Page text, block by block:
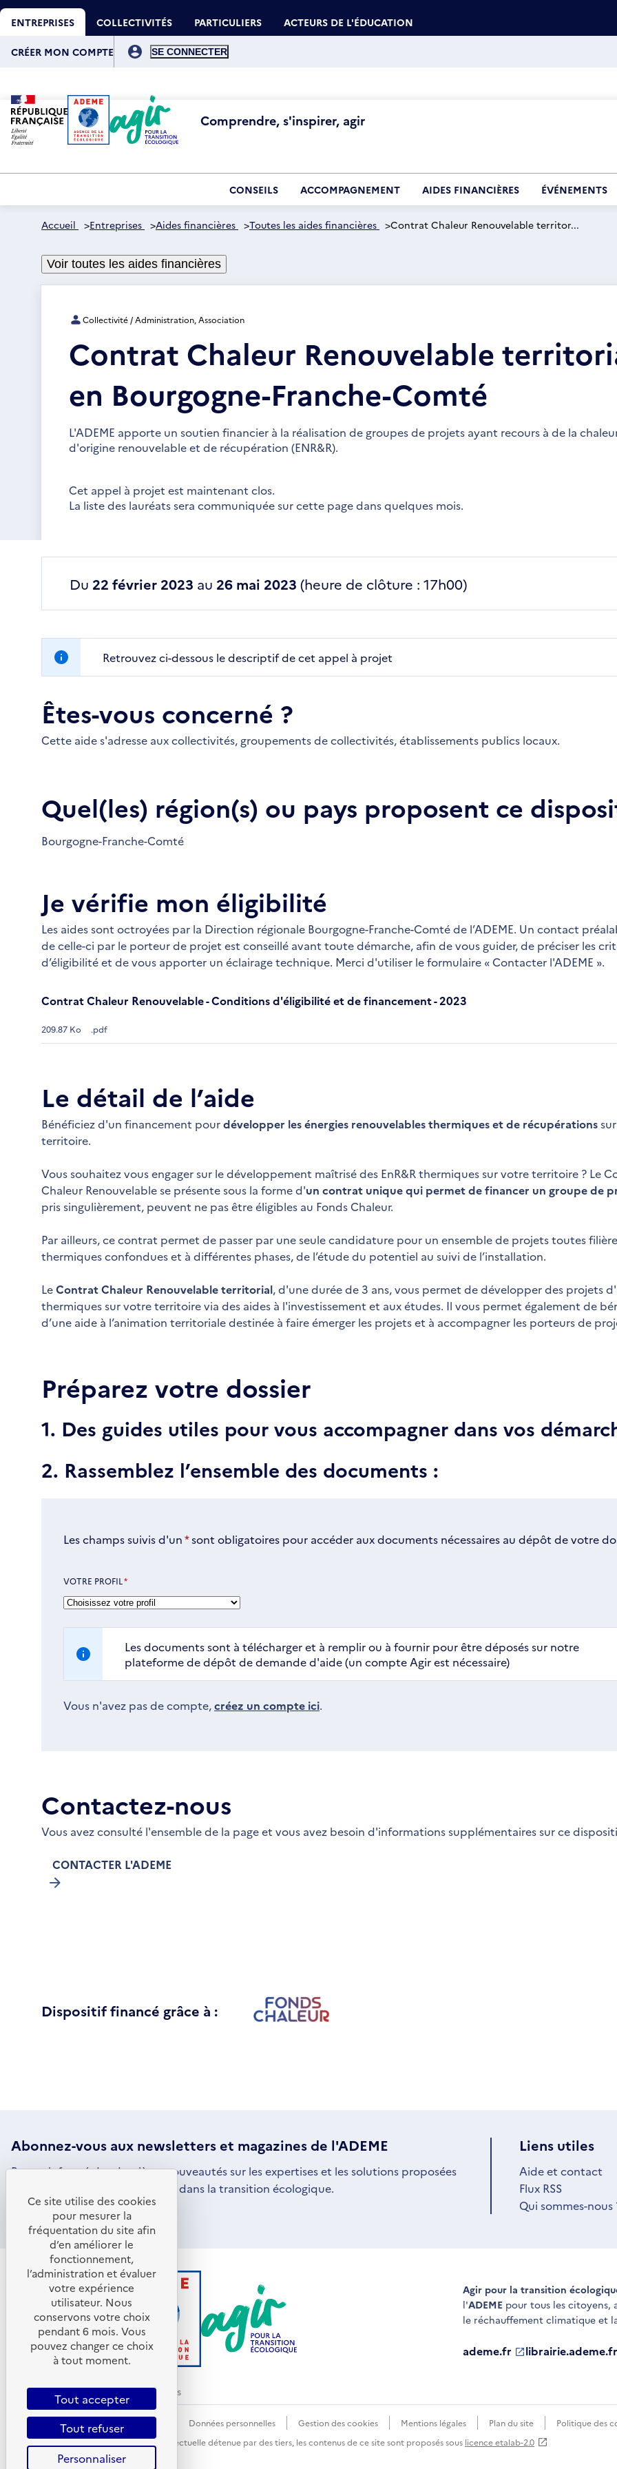
Aller
au
contenu
ENTREPRISES COLLECTIVITÉS PARTICULIERS ACTEURS DE L'ÉDUCATION
compte
CRÉER MON COMPTE
Comprendre, s'inspirer, agir
CONSEILS ACCOMPAGNEMENT AIDES FINANCIÈRES ÉVÉNEMENTS
Accueil >Entreprises >Aides financières >Toutes les aides financières >Contrat Chaleur Renouvelable territor...
Voir toutes les aides financières
Collectivité / Administration, Association
Contrat Chaleur Renouvelable
en Bourgogne-Franche-Comté
L'ADEME apporte un soutien financier à la réalisation de groupes de projets ayant recours à de la
d'origine renouvelable et de récupération (ENR&R).
Cet appel à projet est maintenant clos.
La liste des lauréats sera communiquée sur cette page dans quelques mois.
Du 22 février 2023 au 26 mai 2023 (heure de clôture : 17h00)
Retrouvez ci-dessous le descriptif de cet appel à projet
Êtes-vous concerné ?
Cette aide s'adresse aux collectivités, groupements de collectivités, établissements publics locaux.
Quel(les) région(s) ou pays proposent ce
Bourgogne-Franche-Comté
Je vérifie mon éligibilité
Les aides sont octroyées par la Direction régionale Bourgogne-Franche-Comté de l’ADEME. Un contact
de celle-ci par le porteur de projet est conseillé avant toute démarche, afin de vous guider, de préciser les
d’éligibilité et de vous apporter un éclairage technique. Merci d'utiliser le formulaire « Contacter l'ADEME ».
Contrat Chaleur Renouvelable - Conditions d'éligibilité et de financement - 2023
209.87 Ko .pdf
Le détail de l’aide
Bénéficiez d'un financement pourdévelopper les énergies renouvelables thermiques et de récupérations
territoire.
Vous souhaitez vous engager sur le développement maîtrisé des EnR&R thermiques sur votre territoire ? Le
Chaleur Renouvelable se présente sous la forme d'un contrat unique qui permet de financer un groupe de
pris singulièrement, peuvent ne pas être éligibles au Fonds Chaleur.
Par ailleurs, ce contrat permet de passer par une seule candidature pour un ensemble de projets toutes
thermiques confondues et à différentes phases, de l’étude du potentiel au suivi de l’installation.
LeContrat Chaleur Renouvelable territorial, d'une durée de 3 ans, vous permet de développer des projets
thermiques sur votre territoire via des aides à l'investissement et aux études. Il vous permet également de
d’une aide à l’animation territoriale destinée à faire émerger les projets et à accompagner les porteurs de
Préparez votre dossier
1. Des guides utiles pour vous accompagner dans vos
2. Rassemblez l’ensemble des documents :
Les champs suivis d'un*sont obligatoires pour accéder aux documents nécessaires au dépôt de votre
VOTRE PROFIL *
Les documents sont à télécharger et à remplir ou à fournir pour être déposés sur notre
plateforme de dépôt de demande d'aide (un compte Agir est nécessaire)
Vous n'avez pas de compte,créez un compte ici.
Contactez-nous
Vous avez consulté l'ensemble de la page et vous avez besoin d'informations supplémentaires sur ce
CONTACTER L'ADEME
Dispositif financé grâce à :
Abonnez-vous aux newsletterset magazines de l'ADEME
Restez informé des dernières nouveautés sur les expertises et les solutions proposées
par l'ADEME pour vous engager dans la transition écologique.
S'ABONNER
S'OUVRE
DANS
UNE
NOUVELLE
FENÊTRE
Liens utiles
Aide et contact
Flux RSS
Qui sommes-nous
© ADEME 2026 - Tous droits réservés
Agir pour la transition
l'ADEME pour tous les citoyens,
le réchauffement climatique et
ademe.fr
S'ouvre librairie.ademe.fr
S'ouvre
Accessibilité : non conforme CGU Données personnelles Gestion des cookies Mentions légales Plan du site
Politique des
Sauf mention explicite de propriété intellectuelle détenue par des tiers, les contenus de ce site sont proposés sous licence etalab-2.0
Ce site utilise des cookies
pour mesurer la
fréquentation du site afin
d’en améliorer le
fonctionnement,
l’administration et évaluer
votre expérience
utilisateur. Nous
conservons votre choix
pendant 6 mois. Vous
pouvez changer ce choix
à tout moment.
Tout accepter
Tout refuser
Personnaliser